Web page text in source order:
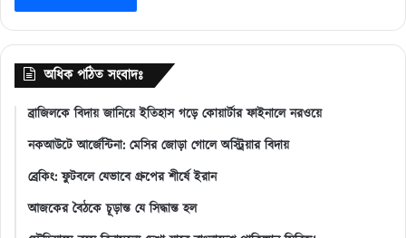
অধিক পঠিত সংবাদঃ
ব্রাজিলকে বিদায় জানিয়ে ইতিহাস গড়ে কোয়ার্টার ফাইনালে নরওয়ে
নকআউটে আর্জেন্টিনা: মেসির জোড়া গোলে অস্ট্রিয়ার বিদায়
ব্রেকিং: ফুটবলে যেভাবে গ্রুপের শীর্ষে ইরান
আজকের বৈঠকে চূড়ান্ত যে সিদ্ধান্ত হল